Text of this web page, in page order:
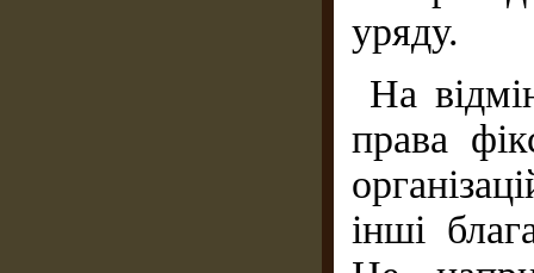
уряду.
На
права
інші